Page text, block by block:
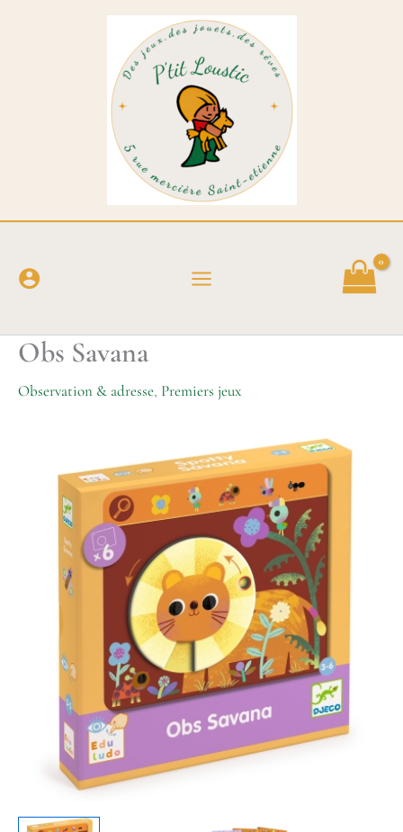
Obs Savana
Observation & adresse, Premiers jeux